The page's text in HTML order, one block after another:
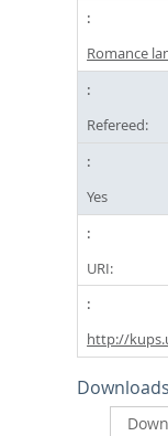
Romance
Refereed:
Yes
URI:
http://
Downloads